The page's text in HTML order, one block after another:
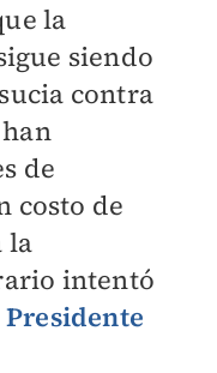
la
siendo
contra
de
costo de
la
intentó
Presidente